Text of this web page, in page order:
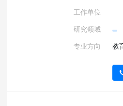
工作单位
研究领域
专业方向
教